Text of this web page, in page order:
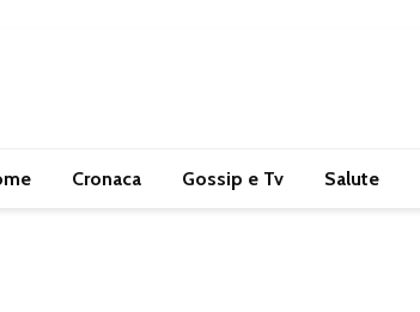
Cronaca Gossip e Tv Salute